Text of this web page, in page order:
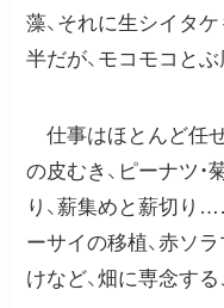
藻、それに生シイタ
半だが、モコモコとぶ
仕事はほとんど任
の皮むき、ピーナツ・
り、薪集めと薪切り
ーサイの移植、赤ソ
けなど、畑に専念する